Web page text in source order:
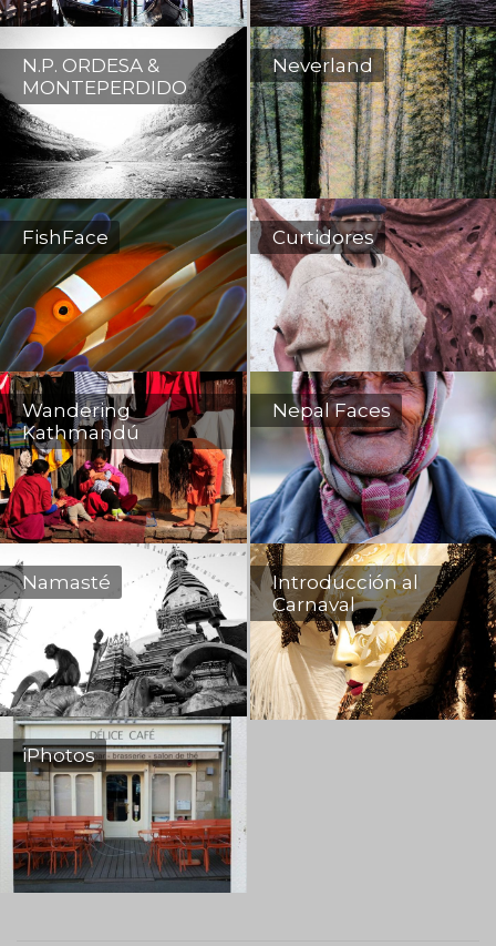
N.P. ORDESA &
MONTEPERDIDO
Neverland
FishFace Curtidores
Wandering
Kathmandú
Nepal Faces
Namasté
Introducción al
Carnaval
iPhotos